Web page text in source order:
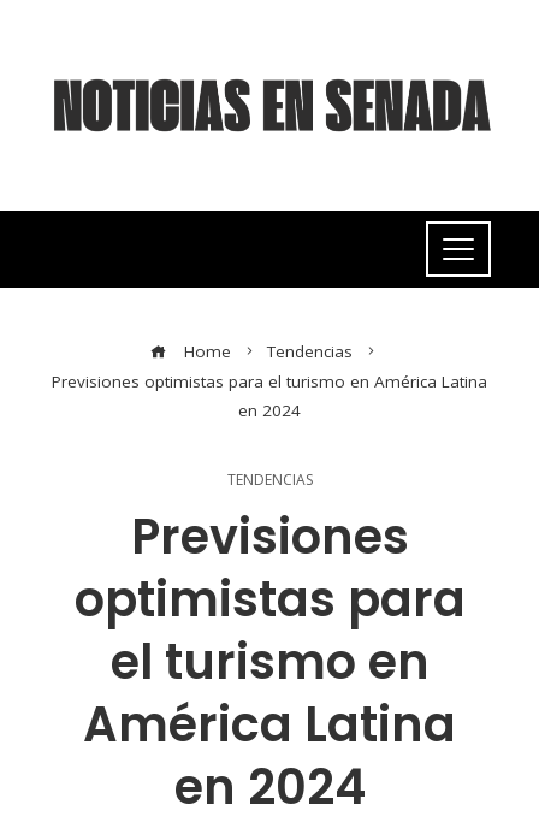
Home
Tendencias
Previsiones optimistas para el turismo en América Latina
en 2024
TENDENCIAS
Previsiones
optimistas para
el turismo en
América Latina
en 2024